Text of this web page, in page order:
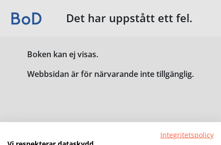
Det har uppstått ett fel.
Boken kan ej visas.
Webbsidan är för närvarande inte tillgänglig.
Integritetspolicy